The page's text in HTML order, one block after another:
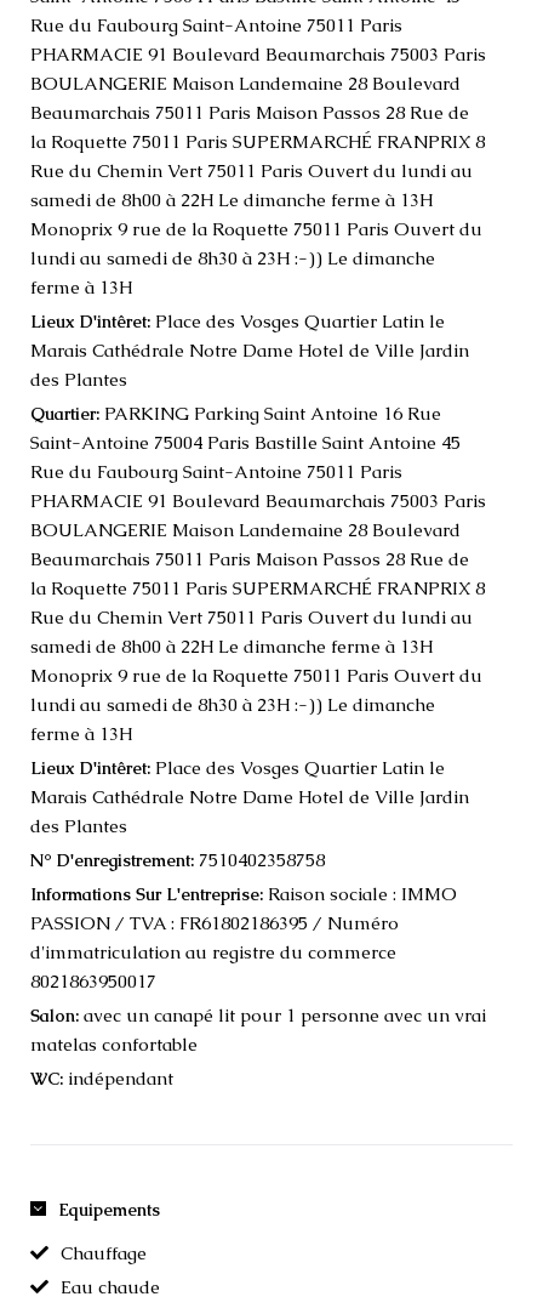
Rue du Faubourg Saint-Antoine 75011 Paris
PHARMACIE 91 Boulevard Beaumarchais 75003 Paris
BOULANGERIE Maison Landemaine 28 Boulevard
Beaumarchais 75011 Paris Maison Passos 28 Rue de
la Roquette 75011 Paris SUPERMARCHÉ FRANPRIX 8
Rue du Chemin Vert 75011 Paris Ouvert du lundi au
samedi de 8h00 à 22H Le dimanche ferme à 13H
Monoprix 9 rue de la Roquette 75011 Paris Ouvert du
lundi au samedi de 8h30 à 23H :-)) Le dimanche
ferme à 13H
Lieux D'intêret: Place des Vosges Quartier Latin le
Marais Cathédrale Notre Dame Hotel de Ville Jardin
des Plantes
Quartier: PARKING Parking Saint Antoine 16 Rue
Saint-Antoine 75004 Paris Bastille Saint Antoine 45
Rue du Faubourg Saint-Antoine 75011 Paris
PHARMACIE 91 Boulevard Beaumarchais 75003 Paris
BOULANGERIE Maison Landemaine 28 Boulevard
Beaumarchais 75011 Paris Maison Passos 28 Rue de
la Roquette 75011 Paris SUPERMARCHÉ FRANPRIX 8
Rue du Chemin Vert 75011 Paris Ouvert du lundi au
samedi de 8h00 à 22H Le dimanche ferme à 13H
Monoprix 9 rue de la Roquette 75011 Paris Ouvert du
lundi au samedi de 8h30 à 23H :-)) Le dimanche
ferme à 13H
Lieux D'intêret: Place des Vosges Quartier Latin le
Marais Cathédrale Notre Dame Hotel de Ville Jardin
des Plantes
N° D'enregistrement: 7510402358758
Informations Sur L'entreprise: Raison sociale : IMMO
PASSION / TVA : FR61802186395 / Numéro
d'immatriculation au registre du commerce
8021863950017
Salon: avec un canapé lit pour 1 personne avec un vrai
matelas confortable
WC: indépendant
Equipements
Chauffage
Eau chaude